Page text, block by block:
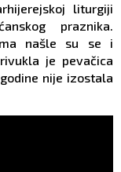
liturgiji
praznika.
našle su se i
je pevačica
nije izostala